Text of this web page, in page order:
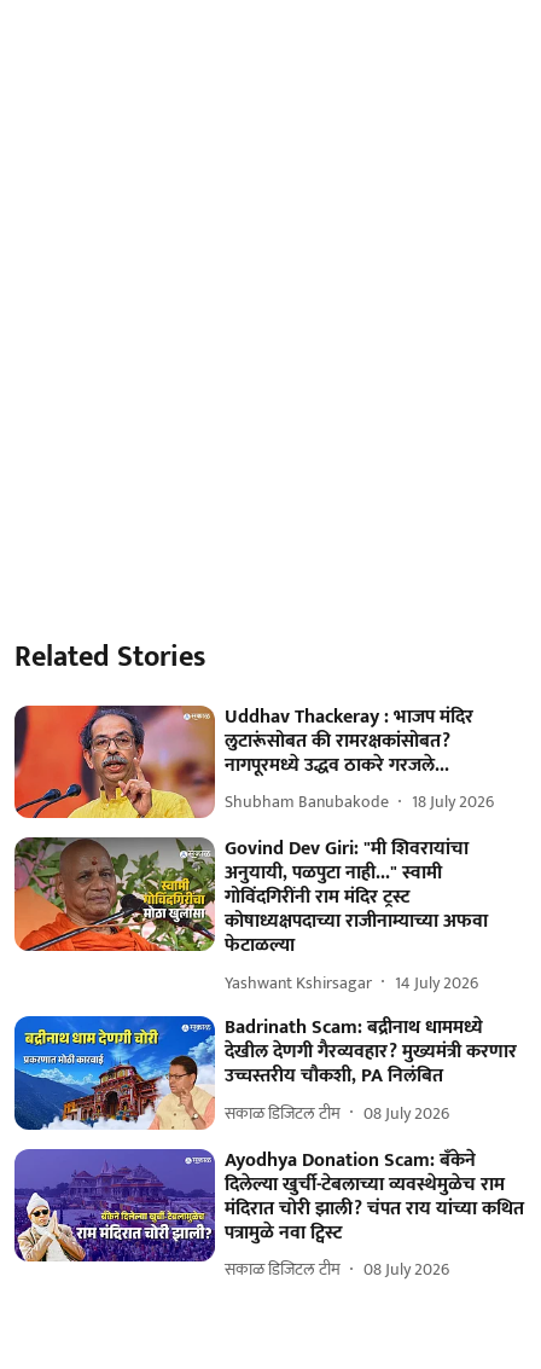
Related Stories
Uddhav Thackeray : भाजप मंदिर
लुटारूंसोबत की रामरक्षकांसोबत?
नागपूरमध्ये उद्धव ठाकरे गरजले...
Shubham Banubakode 18 July 2026
Govind Dev Giri: "मी शिवरायांचा
अनुयायी, पळपुटा नाही..." स्वामी
गोविंदगिरींनी राम मंदिर ट्रस्ट
कोषाध्यक्षपदाच्या राजीनाम्याच्या अफवा
फेटाळल्या
Yashwant Kshirsagar 14 July 2026
Badrinath Scam: बद्रीनाथ धाममध्ये
देखील देणगी गैरव्यवहार? मुख्यमंत्री करणार
उच्चस्तरीय चौकशी, PA निलंबित
सकाळ डिजिटल टीम 08 July 2026
Ayodhya Donation Scam: बँकेने
दिलेल्या खुर्ची-टेबलाच्या व्यवस्थेमुळेच राम
मंदिरात चोरी झाली? चंपत राय यांच्या कथित
पत्रामुळे नवा ट्विस्ट
सकाळ डिजिटल टीम 08 July 2026